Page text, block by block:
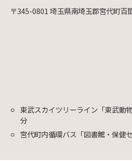
〒345-0801 埼玉県南埼玉郡宮代町百
東武スカイツリーライン「東武動
分
宮代町内循環バス「図書館・保健